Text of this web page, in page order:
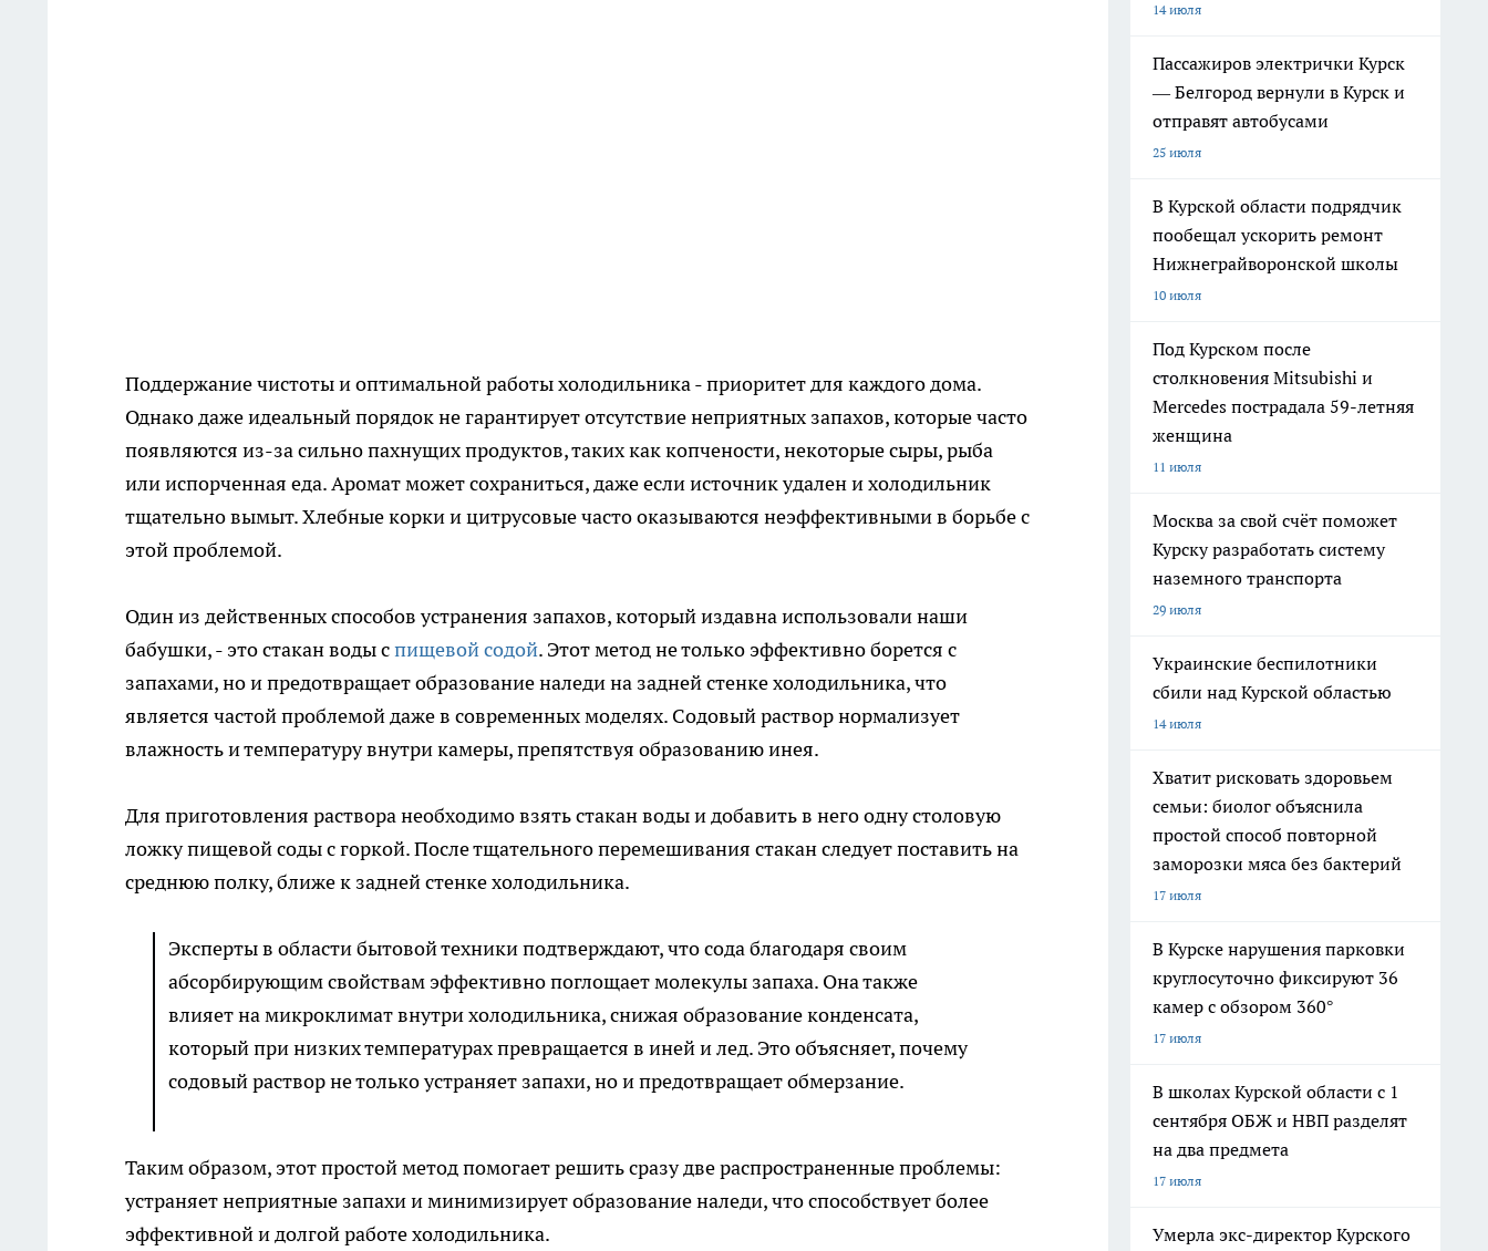
Поддержание чистоты и оптимальной работы холодильника - приоритет для каждого дома.
Однако даже идеальный порядок не гарантирует отсутствие неприятных запахов, которые часто
появляются из-за сильно пахнущих продуктов, таких как копчености, некоторые сыры, рыба
или испорченная еда. Аромат может сохраниться, даже если источник удален и холодильник
тщательно вымыт. Хлебные корки и цитрусовые часто оказываются неэффективными в борьбе с
этой проблемой.
Один из действенных способов устранения запахов, который издавна использовали наши
бабушки, - это стакан воды спищевой содой. Этот метод не только эффективно борется с
запахами, но и предотвращает образование наледи на задней стенке холодильника, что
является частой проблемой даже в современных моделях. Содовый раствор нормализует
влажность и температуру внутри камеры, препятствуя образованию инея.
Для приготовления раствора необходимо взять стакан воды и добавить в него одну столовую
ложку пищевой соды с горкой. После тщательного перемешивания стакан следует поставить на
среднюю полку, ближе к задней стенке холодильника.
Эксперты в области бытовой техники подтверждают, что сода благодаря своим
абсорбирующим свойствам эффективно поглощает молекулы запаха. Она также
влияет на микроклимат внутри холодильника, снижая образование конденсата,
который при низких температурах превращается в иней и лед. Это объясняет, почему
содовый раствор не только устраняет запахи, но и предотвращает обмерзание.
Таким образом, этот простой метод помогает решить сразу две распространенные проблемы:
устраняет неприятные запахи и минимизирует образование наледи, что способствует более
эффективной и долгой работе холодильника.
14 июля
Пассажиров электрички Курск
— Белгород вернули в Курск и
отправят автобусами
25 июля
В Курской области подрядчик
пообещал ускорить ремонт
Нижнеграйворонской школы
10 июля
Под Курском после
столкновения Mitsubishi и
Mercedes пострадала 59-летняя
женщина
11 июля
Москва за свой счёт поможет
Курску разработать систему
наземного транспорта
29 июля
Украинские беспилотники
сбили над Курской областью
14 июля
Хватит рисковать здоровьем
семьи: биолог объяснила
простой способ повторной
заморозки мяса без бактерий
17 июля
В Курске нарушения парковки
круглосуточно фиксируют 36
камер с обзором 360°
17 июля
В школах Курской области с 1
сентября ОБЖ и НВП разделят
на два предмета
17 июля
Умерла экс-директор Курского